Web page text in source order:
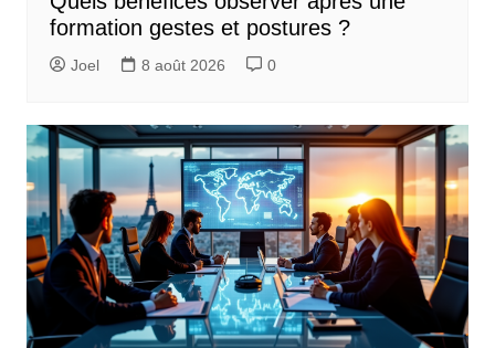
formation gestes et postures ?
Joel 8 août 2026 0